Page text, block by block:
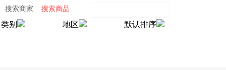
搜索商家 搜索商品
类别 地区 默认排序